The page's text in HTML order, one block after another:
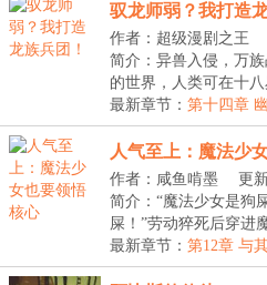
驭龙师弱？我打造
作者：超级漫剧之王
简介：异兽入侵，万
的世界，人类可在十
职...
最新章节： 第十四章
人气至上：魔法少
作者：咸鱼啃墨
更
简介：“魔法少女是狗
屎！”劳动猝死后穿进
变...
最新章节： 第12章 与